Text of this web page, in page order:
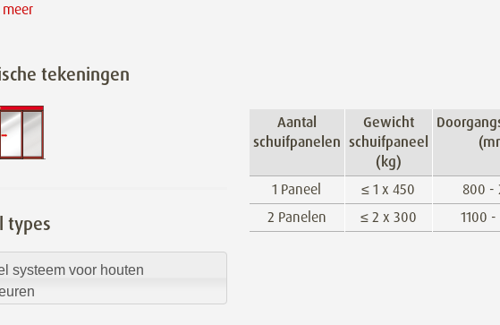
tekeningen
types
systeem voor houten
Aantal
schuifpanelen
Gewicht
schuifpaneel
(kg)
1 Paneel
≤ 1 x 450 800 -
2 Panelen
≤ 2 x 300 1100